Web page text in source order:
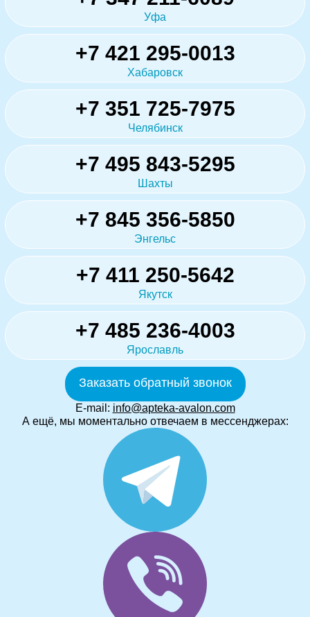
Уфа
+7 421 295-0013
Хабаровск
+7 351 725-7975
Челябинск
+7 495 843-5295
Шахты
+7 845 356-5850
Энгельс
+7 411 250-5642
Якутск
+7 485 236-4003
Ярославль
Заказать обратный звонок
E-mail: info@apteka-avalon.com
А ещё, мы моментально отвечаем в мессенджерах: